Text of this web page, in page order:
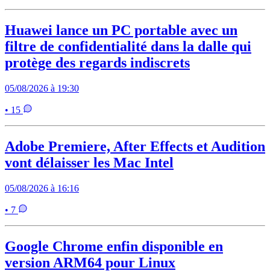
Huawei lance un PC portable avec un
filtre de confidentialité dans la dalle qui
protège des regards indiscrets
05/08/2026 à 19:30
• 15
Adobe Premiere, After Effects et Audition
vont délaisser les Mac Intel
05/08/2026 à 16:16
• 7
Google Chrome enfin disponible en
version ARM64 pour Linux